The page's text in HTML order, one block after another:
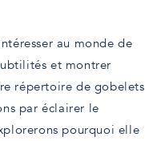
au monde de
et montrer
répertoire de gobelets
par éclairer le
pourquoi elle